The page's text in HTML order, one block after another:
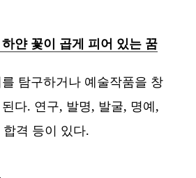
얀 꽃이 곱게 피어 있는 꿈
탐구하거나 예술작품을 창
다. 연구, 발명, 발굴, 명예,
격 등이 있다.